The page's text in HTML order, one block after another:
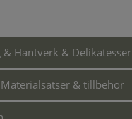
& Hantverk & Delikatesser
& tillbehör